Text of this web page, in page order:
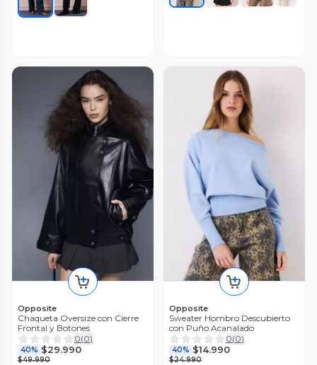
Opposite
Chaqueta Oversize con Cierre
Frontal y Botones
0(0)
40% $29.990
$49.990
Opposite
Sweater Hombro Descubierto
con Puño Acanalado
0(0)
40% $14.990
$24.990